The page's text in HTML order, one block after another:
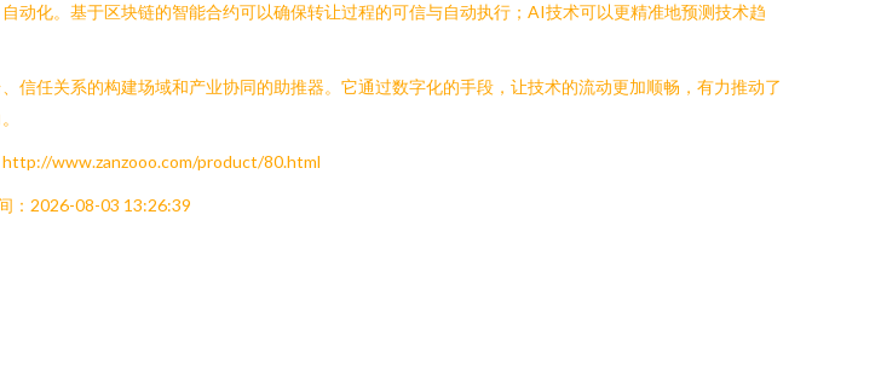
化。基于区块链的智能合约可以确保转让过程的可信与自动执行；AI技术可以更精准地预测技术趋
任关系的构建场域和产业协同的助推器。它通过数字化的手段，让技术的流动更加顺畅，有力推动了
www.zanzooo.com/product/80.html
：2026-08-03 13:26:39